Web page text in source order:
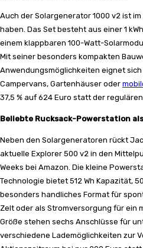
Auch der Solargenerator 1000 v2 ist
haben. Das Set besteht aus einer 1
einem klappbaren 100-Watt-
Mit seiner besonders kompakten
Anwendungsmöglichkeiten eignet
Campervans, Gartenhäuser oder
37,5 % auf 624 Euro statt der regulären
Beliebte Rucksack-Powerstation
Neben den Solargeneratoren rückt
aktuelle Explorer 500 v2 in den
Weeks bei Amazon. Die kleine
Technologie bietet 512 Wh Kapazität,
besonders handliches Format für
Zelt oder als Stromversorgung für ein
Größe stehen sechs Anschlüsse für
verschiedene Lademöglichkeiten zur